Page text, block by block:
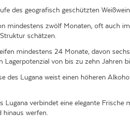
des geografisch geschützten
mindestens zwölf Monaten, oft auch
schätzen.
mindestens 24 Monate, davon
von bis zu zehn Jahren
des Lugana weist einen höheren
Lugana verbindet eine elegante
hinaus werfen.